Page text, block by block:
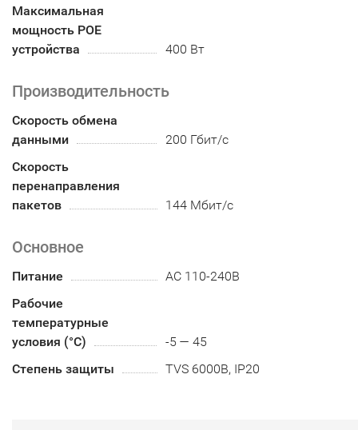
Максимальная
мощность POE
устройства
400 Вт
Производительность
Скорость обмена
данными
200 Гбит/с
Скорость
перенаправления
пакетов
144 Мбит/с
Основное
Питание
AC 110-240В
Рабочие
температурные
условия (°С)
-5 — 45
Степень защиты
TVS 6000В, IP20